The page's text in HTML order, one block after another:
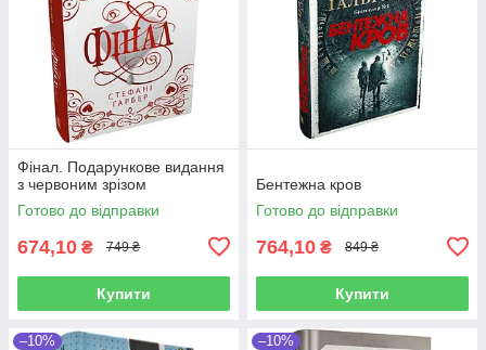
Фінал. Подарункове видання
з червоним зрізом
Готово до відправки
674,10 ₴ 749 ₴
Купити
Бентежна кров
Готово до відправки
764,10 ₴ 849 ₴
Купити
–10% –10%